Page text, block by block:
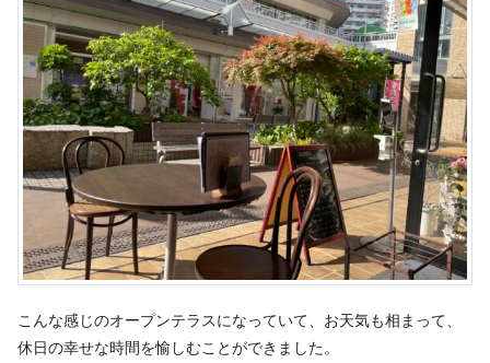
こんな感じのオープンテラスになっていて、お天気も相まって、
休日の幸せな時間を愉しむことができました。